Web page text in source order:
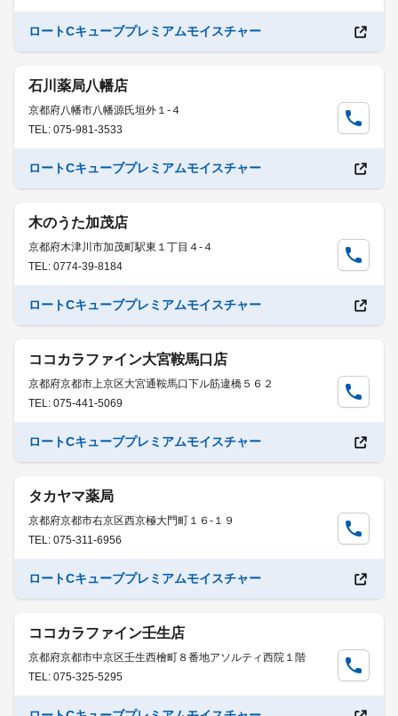
ロートCキューブプレミアムモイスチャー
石川薬局八幡店
京都府八幡市八幡源氏垣外１-４
TEL: 075-981-3533
ロートCキューブプレミアムモイスチャー
木のうた加茂店
京都府木津川市加茂町駅東１丁目４-４
TEL: 0774-39-8184
ロートCキューブプレミアムモイスチャー
ココカラファイン大宮鞍馬口店
京都府京都市上京区大宮通鞍馬口下ル筋違橋５６２
TEL: 075-441-5069
ロートCキューブプレミアムモイスチャー
タカヤマ薬局
京都府京都市右京区西京極大門町１６-１９
TEL: 075-311-6956
ロートCキューブプレミアムモイスチャー
ココカラファイン壬生店
京都府京都市中京区壬生西檜町８番地アソルティ西院１階
TEL: 075-325-5295